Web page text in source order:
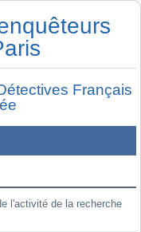
Français
l'activité de la recherche